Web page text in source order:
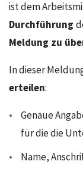
ist dem
Durchführung
Meldung zu
In dieser
erteilen:
Genaue
für die die
Name,